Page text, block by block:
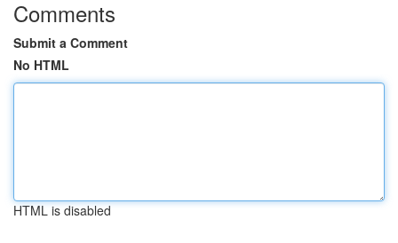
Comments
Submit a Comment
No HTML
HTML is disabled